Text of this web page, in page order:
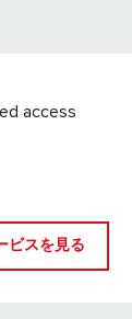
access
ビスを見る